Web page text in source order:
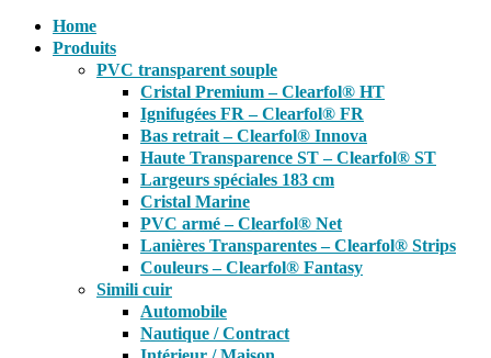
Home
Produits
PVC transparent souple
Cristal Premium – Clearfol® HT
Ignifugées FR – Clearfol® FR
Bas retrait – Clearfol® Innova
Haute Transparence ST – Clearfol® ST
Largeurs spéciales 183 cm
Cristal Marine
PVC armé – Clearfol® Net
Lanières Transparentes – Clearfol® Strips
Couleurs – Clearfol® Fantasy
Simili cuir
Automobile
Nautique / Contract